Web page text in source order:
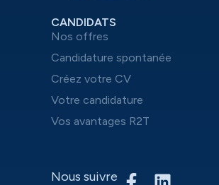
CANDIDATS
Nos offres
Candidature spontanée
Créez votre CV
Votre candidature
Vos avantages R2T
Nous suivre